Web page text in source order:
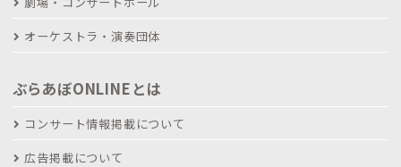
オーケストラ・演奏団体
ぶらあぼONLINEとは
コンサート情報掲載について
広告掲載について